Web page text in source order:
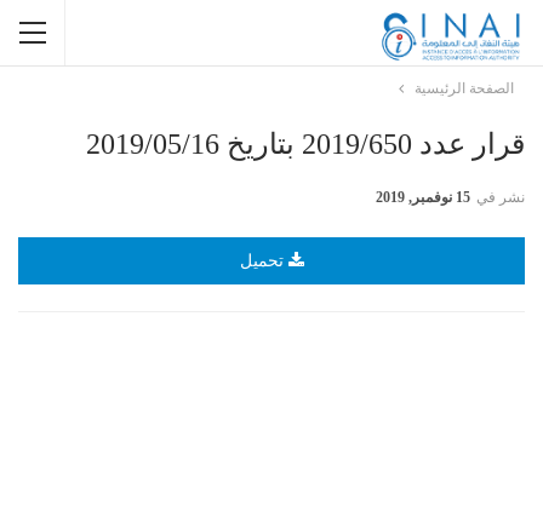
الصفحة الرئيسية
قرار عدد 2019/650 بتاريخ 2019/05/16
نشر في 15 نوفمبر, 2019
تحميل